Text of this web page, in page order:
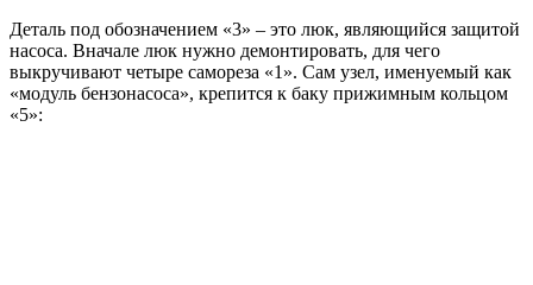
Деталь под обозначением «3» – это люк, являющийся защитой
насоса. Вначале люк нужно демонтировать, для чего
выкручивают четыре самореза «1». Сам узел, именуемый как
«модуль бензонасоса», крепится к баку прижимным кольцом
«5»: